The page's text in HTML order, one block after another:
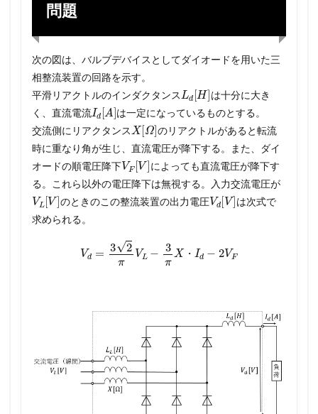
問題
次の図は、バルブデバイスとしてダイオードを用いた三
相整流装置の回路を示す。
平滑リアクトルのインダクタンス
Ld [H]
は十分に大き
く、直流電流
Id [ A]
は一定になっているものとする。
交流側にリアクタンス
X[Ω]
のリアクトルがあると転流
時に重なり角が生じ、直流電圧が降下する。また、ダイ
オードの順電圧降下
VF [V]
によっても直流電圧が降下す
る。これら以外の電圧降下は無視する。入力交流電圧が
VL[V]
のときのこの整流装置の出力電圧
Vd[V]
は次式で
求められる。
3 2π πX